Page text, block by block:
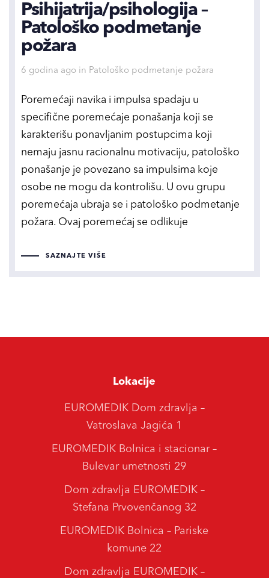
Psihijatrija/psihologija –
Patološko podmetanje
požara
6 godina ago in
Tags Patološko podmetanje požara
Poremećaji navika i impulsa spadaju u
specifične poremećaje ponašanja koji se
karakterišu ponavljanim postupcima koji
nemaju jasnu racionalnu motivaciju, patološko
ponašanje je povezano sa impulsima koje
osobe ne mogu da kontrolišu. U ovu grupu
poremećaja ubraja se i patološko podmetanje
požara. Ovaj poremećaj se odlikuje
SAZNAJTE VIŠE
Lokacije
EUROMEDIK Dom zdravlja –
Vatroslava Jagića 1
EUROMEDIK Bolnica i stacionar –
Bulevar umetnosti 29
Dom zdravlja EUROMEDIK –
Stefana Prvovenčanog 32
EUROMEDIK Bolnica – Pariske
komune 22
Dom zdravlja EUROMEDIK –